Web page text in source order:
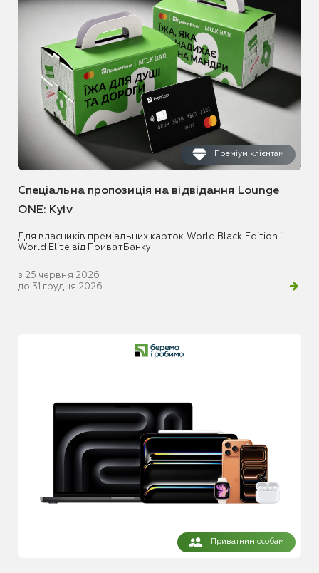
Преміум клієнтам
Спеціальна пропозиція на відвідання Lounge
ONE: Kyiv
Для власників преміальних карток World Black Edition і
World Elite від ПриватБанку
з 25 червня 2026
до 31 грудня 2026
Приватним особам